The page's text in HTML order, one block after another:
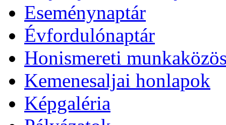
Eseménynaptár
Évfordulónaptár
Honismereti
Kemenesaljai honlapok
Képgaléria